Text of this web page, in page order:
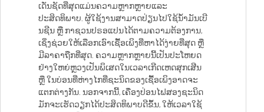
ເດັ່ນຊັດທີ່ສຸດແມ່ນຄວາມຫຼາກຫຼາຍແລະ
ປະສິດທິພາບ. ຜູ້ໃຊ້ງານສາມາດປ່ຽນໄປໃຊ້ນ້ຳມັນເບີ
ນຊີນ ຫຼື ກາຊວນປຣອແປນໄດ້ຕາມຄວາມຕ້ອງການ,
ເຊິ່ງຊ່ວຍໃຫ້ເລືອກເອົາເຊື້ອເພິງທີ່ຫາໄດ້ງ່າຍທີ່ສຸດ ຫຼື
ມີລາຄາຖືກທີ່ສຸດ. ຄວາມຫຼາກຫຼາຍນີ້ເປັນປະໂຫຍດ
ຢ່າງໃຫຍ່ຫຼວງເປັນພິເສດໃນເວລາເກີດເຫດສຸກເສີນ
ຫຼື ໃນບ່ອນທີ່ຫ່າງໄກທີ່ຊະນິດຂອງເຊື້ອເພິງອາດຈະ
ແຕກຕ່າງກັນ. ນອກຈາກນີ້, ເຄື່ອງປ່ອນໄຟສອງຊະນິດ
ມັກຈະເຮັດວຽກໄດ້ປະສິດທິພາບດີຂຶ້ນ, ໃຫ້ເວລາໃຊ້